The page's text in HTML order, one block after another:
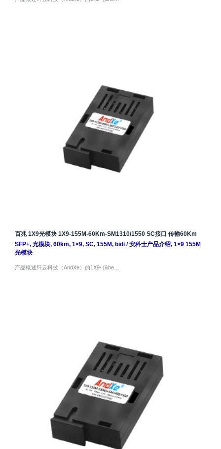
百兆 1X9光模块 1X9-155M-60Km-SM1310/1550 SC接口 传输60Km
SFP+, 光模块, 60km, 1×9, SC, 155M, bidi/安科士产品介绍, 1×9 155M
光模块
产品概述纤云科技（AndXe）的1X9- [&he…